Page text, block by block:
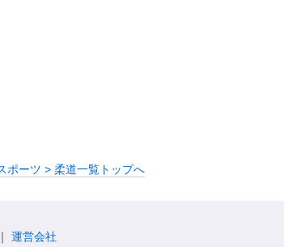
ポーツ > 柔道一覧トップへ
運営会社